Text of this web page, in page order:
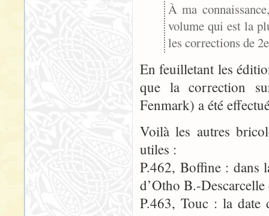
À ma
volume qui est la
les corrections de
En feuilletant les
que la correction
Fenmark) a été
Voilà les autres
utiles :
P.462, Boffine : dans
d’Otho B.-
P.463, Touc : la date